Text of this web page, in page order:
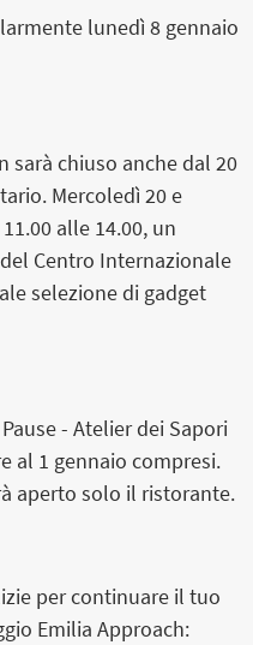
lunedì 8 gennaio
sarà chiuso anche dal 20
Mercoledì 20 e
alle 14.00, un
Centro Internazionale
selezione di gadget
- Atelier dei Sapori
al 1 gennaio compresi.
aperto solo il ristorante.
per continuare il tuo
Emilia Approach: